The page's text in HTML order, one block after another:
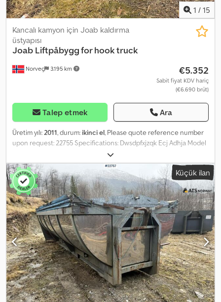
1 / 15
Norveç 3.195 km
Kancalı kamyon için Joab kaldırma
üstyapısı
Joab Liftpåbygg for hook truck
€5.352
Sabit fiyat KDV hariç
(€6.690 brüt)
Talep etmek Ara
Üretim yılı:2011, durum: ikinci el, Please quote reference number
upon request: 22755 Specifications: Dwsdpfxjzqk Ecj Adhja Model
year: 2011 Suitable for 3-axle hooklift trucks Rear extendable for 2
containers Remote control included Ready for delivery
Description: We have a 2011 Joab hooklift body for hooklift trucks
for sale. There is a rear extendable section that accommodates 2
containers. According to the owner, everything is functional,
however, errors and defects may occur. Ready for delivery. Own
weight: 1 Model: Joab hooklift body for hook truck = More
information = Application: Freight transport Please contact ATS
Norway for more information.
Küçük ilan